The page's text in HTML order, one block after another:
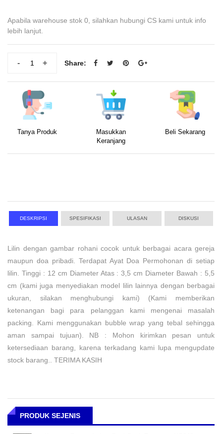
Apabila warehouse stok 0, silahkan hubungi CS kami untuk info
lebih lanjut.
+
- Share:
Tanya Produk
Masukkan
Keranjang
Beli Sekarang
DESKRIPSI SPESIFIKASI ULASAN DISKUSI
Lilin dengan gambar rohani cocok untuk berbagai acara gereja
maupun doa pribadi. Terdapat Ayat Doa Permohonan di setiap
lilin. Tinggi : 12 cm Diameter Atas : 3,5 cm Diameter Bawah : 5,5
cm (kami juga menyediakan model lilin lainnya dengan berbagai
ukuran, silakan menghubungi kami) (Kami memberikan
ketenangan bagi para pelanggan kami mengenai masalah
packing. Kami menggunakan bubble wrap yang tebal sehingga
aman sampai tujuan). NB : Mohon kirimkan pesan untuk
ketersediaan barang, karena terkadang kami lupa mengupdate
stock barang.. TERIMA KASIH
PRODUK SEJENIS